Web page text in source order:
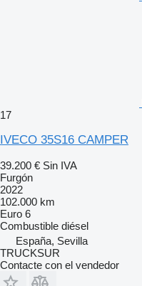
17
IVECO 35S16 CAMPER
39.200 € Sin IVA
Furgón
2022
102.000 km
Euro 6
Combustible diésel
España, Sevilla
TRUCKSUR
Contacte con el vendedor